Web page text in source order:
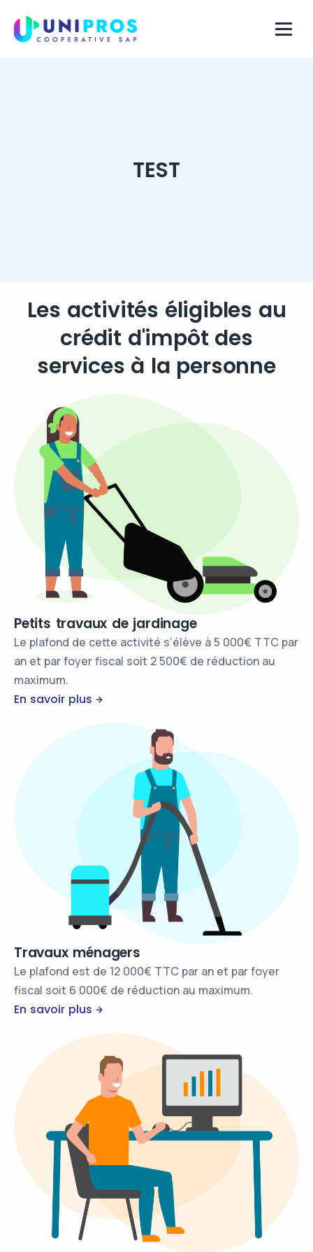
TEST
Les activités éligibles au
crédit d'impôt des
services à la personne
Petits travaux de jardinage
Le plafond de cette activité s’élève à 5 000€ TTC par
an et par foyer fiscal soit 2 500€ de réduction au
maximum.
En savoir plus
Travaux ménagers
Le plafond est de 12 000€ TTC par an et par foyer
fiscal soit 6 000€ de réduction au maximum.
En savoir plus